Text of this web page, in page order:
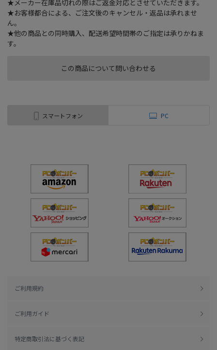
この商品について問い合わせる
★メーカー在庫品切れの際はご返金対応とさせていただきます。
★お客様都合による、ご注文後のキャンセル・返品は承れませ
ん。
★他の商品との同時購入、配送希望時間帯のご指定は承りかねま
す。
スマートフォン PC
ご利用規約
ご利用ガイド
特定商取引法に基づく表記